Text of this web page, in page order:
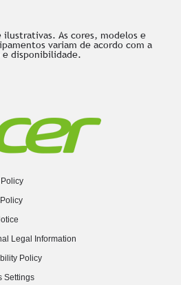
ilustrativas. As cores, modelos e
variam de acordo com a
e disponibilidade.
Legal Information
Policy
Settings